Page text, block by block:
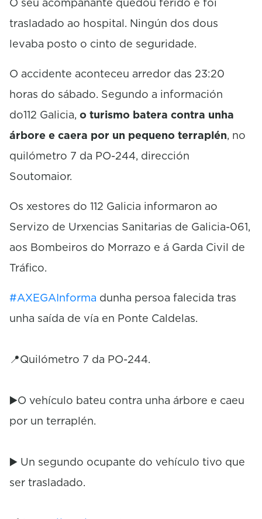
trasladado ao hospital. Ningún dos dous
levaba posto o cinto de seguridade.
O accidente aconteceu arredor das 23:20
horas do sábado. Segundo a información
do112 Galicia, o turismo batera contra unha
árbore e caera por un pequeno terraplén, no
quilómetro 7 da PO-244, dirección
Soutomaior.
Os xestores do 112 Galicia informaron ao
Servizo de Urxencias Sanitarias de Galicia-061,
aos Bombeiros do Morrazo e á Garda Civil de
Tráfico.
#AXEGAInforma dunha persoa falecida tras
unha saída de vía en Ponte Caldelas.
📍Quilómetro 7 da PO-244.
▶️O vehículo bateu contra unha árbore e caeu
por un terraplén.
▶️ Un segundo ocupante do vehículo tivo que
ser trasladado.